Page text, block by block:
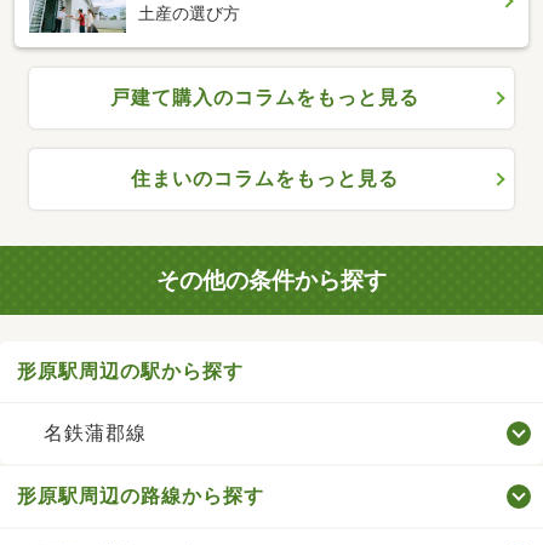
土産の選び方
戸建て購入のコラムをもっと見る
住まいのコラムをもっと見る
その他の条件から探す
形原駅周辺の駅から探す
名鉄蒲郡線
形原駅周辺の路線から探す